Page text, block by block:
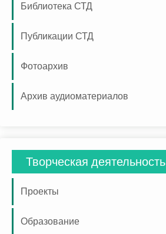
Библиотека СТД
Публикации СТД
Фотоархив
Архив аудиоматериалов
Творческая деятельность
Проекты
Образование